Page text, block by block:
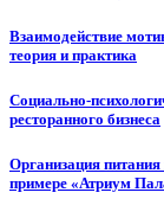
Взаимодействие
теория и практика
Социально-
ресторанного бизнеса
Организация
примере «Атриум